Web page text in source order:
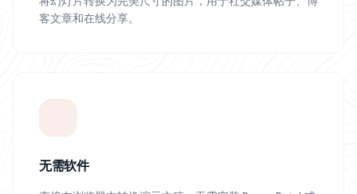
客文章和在线分享。
无需软件